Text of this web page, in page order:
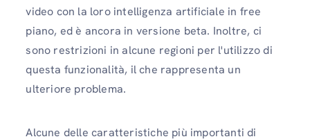
video con la loro intelligenza artificiale in free
piano, ed è ancora in versione beta. Inoltre, ci
sono restrizioni in alcune regioni per l'utilizzo di
questa funzionalità, il che rappresenta un
ulteriore problema.
Alcune delle caratteristiche più importanti di